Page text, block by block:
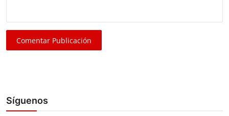
Comentar Publicación
Síguenos